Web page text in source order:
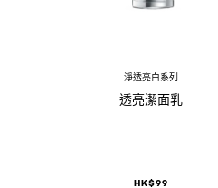
淨透亮白系列
透亮潔面乳
HK$99